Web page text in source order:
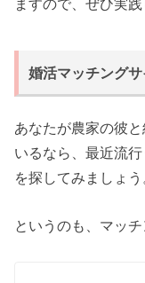
ますので、ぜひ実
婚活マッチングサ
あなたが農家の彼
いるなら、最近流
を探してみましょう
というのも、マッ